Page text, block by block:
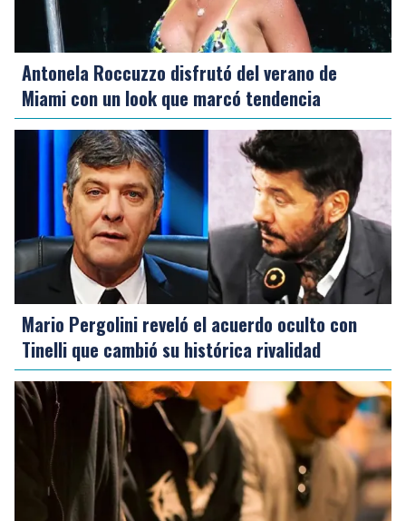
Antonela Roccuzzo disfrutó del verano de
Miami con un look que marcó tendencia
Mario Pergolini reveló el acuerdo oculto con
Tinelli que cambió su histórica rivalidad